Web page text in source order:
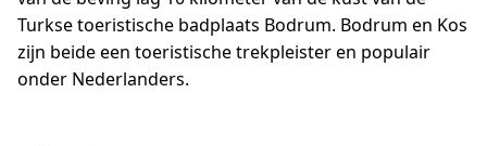
Turkse toeristische badplaats Bodrum. Bodrum en Kos
zijn beide een toeristische trekpleister en populair
onder Nederlanders.